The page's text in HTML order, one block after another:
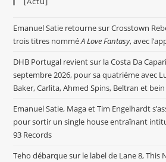
Emanuel Satie retourne sur Crosstown
trois titres nomméA Love Fantasy, avec
DHB Portugal revient sur la Costa Da
septembre 2026, pour sa quatriéme avec
Baker, Carlita, Ahmed Spins, Beltran et bein
Emanuel Satie, Maga et Tim Engelhardt
pour sortir un single house entraînant
93 Records
Teho débarque sur le label de Lane 8, This